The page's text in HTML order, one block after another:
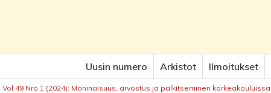
Uusin numero Arkistot Ilmoitukset
Vol 49 Nro 1 (2024): Moninaisuus, arvostus ja palkitseminen korkeakouluissa